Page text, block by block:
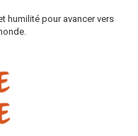
humilité pour avancer vers